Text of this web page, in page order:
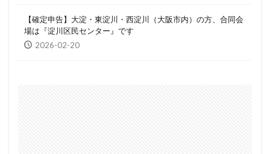
【確定申告】大淀・東淀川・西淀川（大阪市内）の方、合同会
場は『淀川区民センター』です
2026-02-20